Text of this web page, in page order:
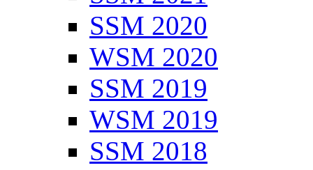
SSM 2020
WSM 2020
SSM 2019
WSM 2019
SSM 2018